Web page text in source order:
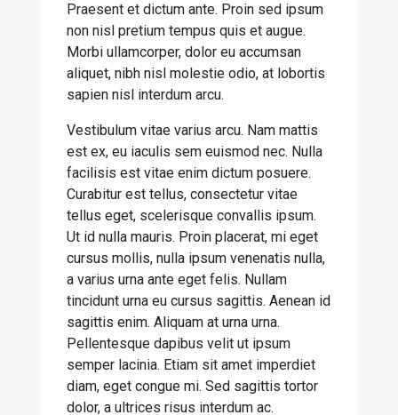
Praesent et dictum ante. Proin sed ipsum
non nisl pretium tempus quis et augue.
Morbi ullamcorper, dolor eu accumsan
aliquet, nibh nisl molestie odio, at lobortis
sapien nisl interdum arcu.
Vestibulum vitae varius arcu. Nam mattis
est ex, eu iaculis sem euismod nec. Nulla
facilisis est vitae enim dictum posuere.
Curabitur est tellus, consectetur vitae
tellus eget, scelerisque convallis ipsum.
Ut id nulla mauris. Proin placerat, mi eget
cursus mollis, nulla ipsum venenatis nulla,
a varius urna ante eget felis. Nullam
tincidunt urna eu cursus sagittis. Aenean id
sagittis enim. Aliquam at urna urna.
Pellentesque dapibus velit ut ipsum
semper lacinia. Etiam sit amet imperdiet
diam, eget congue mi. Sed sagittis tortor
dolor, a ultrices risus interdum ac.